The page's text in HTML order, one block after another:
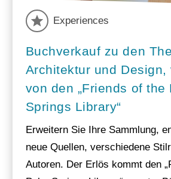
Experiences
Buchverkauf zu den
Architektur und
von den „Friends of the
Springs Library“
Erweitern Sie Ihre Sammlung,
neue Quellen, verschiedene
Autoren. Der Erlös kommt den